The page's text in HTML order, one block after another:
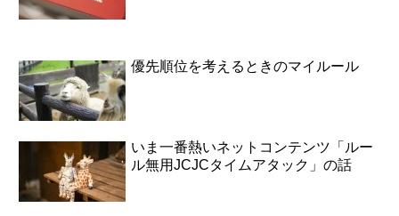
優先順位を考えるときのマイルール
いま一番熱いネットコンテンツ「ルー
ル無用JCJCタイムアタック」の話